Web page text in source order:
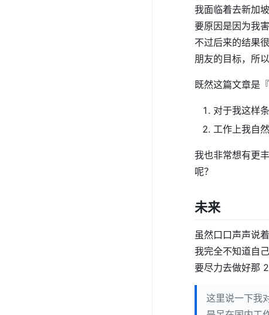
我面临着去新加
要原因是因为我
不过后来的结果
朋友的目标，所
既然这篇文章是
对于我这样
工作上我自
我也非常想有更
呢？
未来
虽然口口声声说
我完全不知道自
要尽力去做好那
这里说一下我